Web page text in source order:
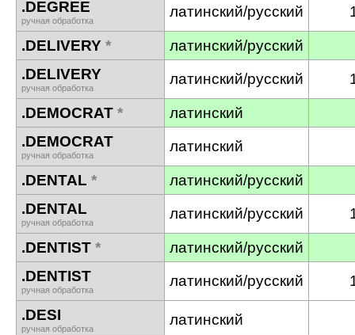
.DEGREE
ручная обработка
латинский/русский
.DELIVERY *
латинский/русский
.DELIVERY
ручная обработка
латинский/русский
.DEMOCRAT *
латинский
.DEMOCRAT
ручная обработка
латинский
.DENTAL *
латинский/русский
.DENTAL
ручная обработка
латинский/русский
.DENTIST *
латинский/русский
.DENTIST
ручная обработка
латинский/русский
.DESI
ручная обработка
латинский